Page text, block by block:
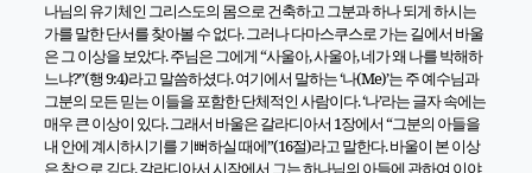
나님의 유기체인 그리스도의 몸으로 건축하고 그분과 하나 되게 하시는
가를 말한 단서를 찾아볼 수 없다.그러나 다마스쿠스로가는 길에서 바울
은 그 이상을 보았다.주님은 그에게“사울아,사울아,네가 왜 나를 박해하
느냐?”(행9:4)라고 말씀하셨다.여기에서 말하는‘나(Me)’는 주 예수님과
그분의 모든 믿는 이들을 포함한 단체적인 사람이다. ‘나’라는 글자 속에는
매우 큰 이상이 있다.그래서 바울은 갈라디아서 1장에서“그분의 아들을
내 안에 계시하시기를 기뻐하실 때에”(16절)라고 말한다.바울이 본 이상
은 참으로 깊다.갈라디아서 시작에서 그는 하나님의 아들에 관하여 이야